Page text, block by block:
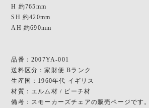
H 約765mm
SH 約420mm
AH 約690mm
品番：2007YA-001
送料区分：家財便 Bランク
生産国：1960年代 イギリス
材質：エルム材 / ビーチ材
備考：スモーカーズチェアの販売ページです。